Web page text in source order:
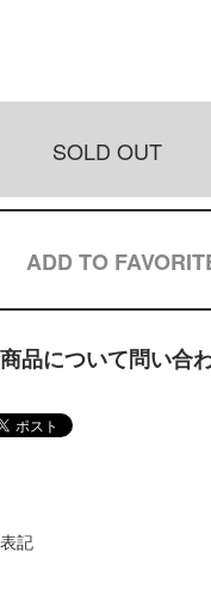
SOLD OUT
ADD TO
品について問い合
記